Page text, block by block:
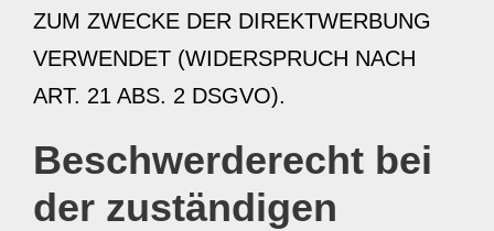
ZUM ZWECKE DER DIREKTWERBUNG
VERWENDET (WIDERSPRUCH NACH
ART. 21 ABS. 2 DSGVO).
Beschwerde­recht bei
der zuständigen